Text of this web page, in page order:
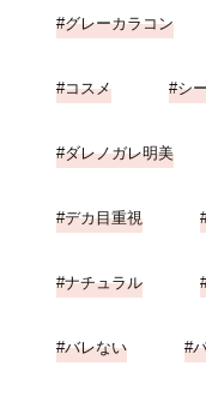
グレーカラコン
コスメ シ
ダレノガレ明美
デカ目重視
ナチュラル
バレない